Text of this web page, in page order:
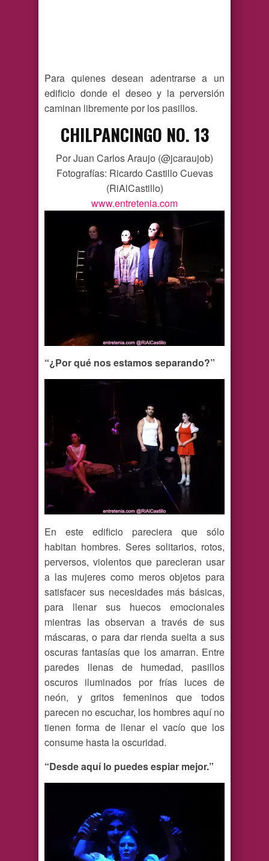
Para quienes desean adentrarse a un
edificio donde el deseo y la perversión
caminan libremente por los pasillos.
CHILPANCINGO NO. 13
Por Juan Carlos Araujo (@jcaraujob)
Fotografías: Ricardo Castillo Cuevas
(RiAlCastillo)
www.entretenia.com
“¿Por qué nos estamos separando?”
En este edificio pareciera que sólo
habitan hombres. Seres solitarios, rotos,
perversos, violentos que parecieran usar
a las mujeres como meros objetos para
satisfacer sus necesidades más básicas,
para llenar sus huecos emocionales
mientras las observan a través de sus
máscaras, o para dar rienda suelta a sus
oscuras fantasías que los amarran. Entre
paredes llenas de humedad, pasillos
oscuros iluminados por frías luces de
neón, y gritos femeninos que todos
parecen no escuchar, los hombres aquí no
tienen forma de llenar el vacío que los
consume hasta la oscuridad.
“Desde aquí lo puedes espiar mejor.”